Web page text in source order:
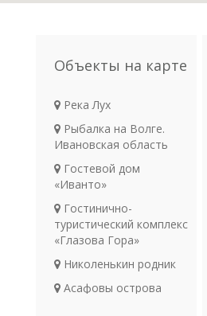
Объекты на карте
Река Лух
Рыбалка на Волге.
Ивановская область
Гостевой дом
«Иванто»
Гостинично-
туристический комплекс
«Глазова Гора»
Николенькин родник
Асафовы острова